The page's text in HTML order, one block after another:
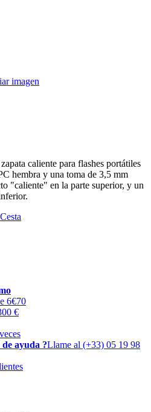
imagen
caliente para flashes portátiles
hembra y una toma de 3,5 mm
"caliente" en la parte superior, y un
6€70
€
ayuda ?Llame al (+33) 05 19 98